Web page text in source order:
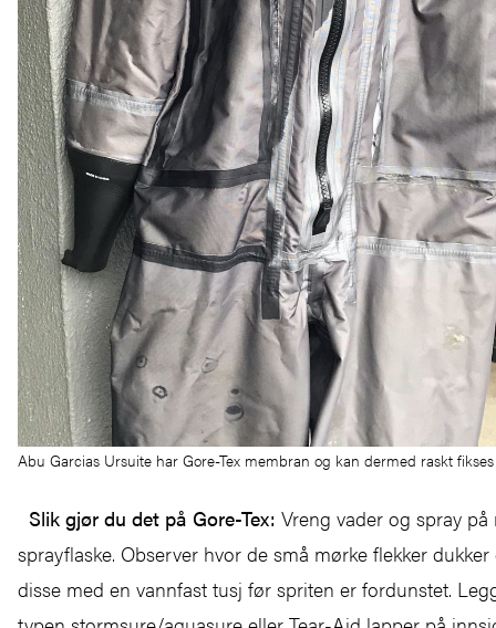
Abu Garcias Ursuite har Gore-Tex membran og kan dermed raskt fikses
Slik gjør du det på Gore-Tex: Vreng vader og spray
sprayflaske. Observer hvor de små mørke flekker
disse med en vannfast tusj før spriten er fordunstet.